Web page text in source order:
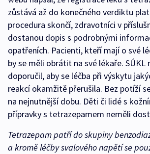
zůstává až do konečného verdiktu
procedura skončí, zdravotníci v
dostanou dopis s podrobnými
opatřeních. Pacienti, kteří mají o své
by se měli obrátit na své lékaře. SÚKL
doporučil, aby se léčba při výskytu
reakcí okamžitě přerušila. Bez potíží
na nejnutnější dobu. Děti či lidé s
přípravky s tetrazepamem neměli
Tetrazepam patří do skupiny
a kromě léčby svalového napětí se